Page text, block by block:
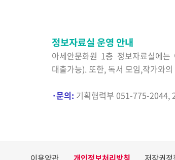
정보자료실 운영 안내
아세안문화원 1층 정보자료실에
대출가능). 또한, 독서 모임,작가와
·문의: 기획협력부 051-775-2044,